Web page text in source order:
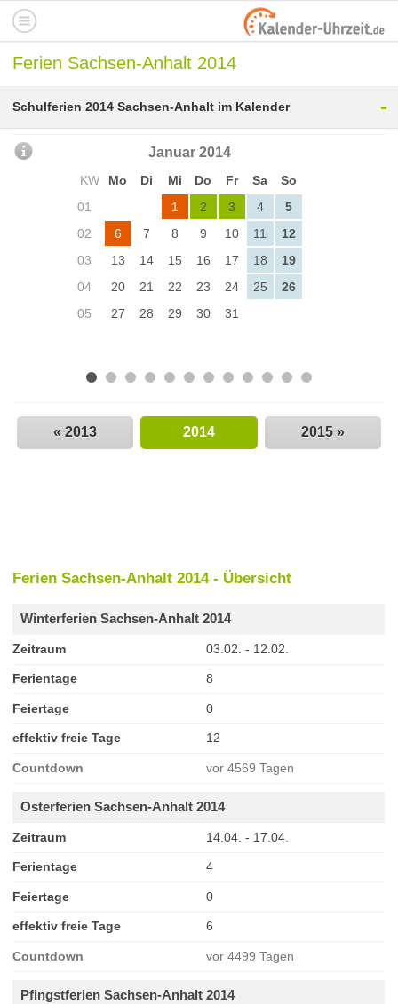
Ferien Sachsen-Anhalt 2014
Schulferien 2014 Sachsen-Anhalt im Kalender -
Januar 2014
KW Mo Di Mi Do Fr Sa
So
01
1 2 3 4
5
02
6 7 8 9 10 11
12
03
13 14 15 16 17 18
19
04
20 21 22 23 24 25
26
05
27 28 29 30 31
« 2013 2014 2015 »
Ferien Sachsen-Anhalt 2014 - Übersicht
Winterferien Sachsen-Anhalt 2014
Zeitraum 03.02. - 12.02.
Ferientage 8
Feiertage 0
effektiv freie Tage 12
Countdown vor 4569 Tagen
Osterferien Sachsen-Anhalt 2014
Zeitraum 14.04. - 17.04.
Ferientage 4
Feiertage 0
effektiv freie Tage 6
Countdown vor 4499 Tagen
Pfingstferien Sachsen-Anhalt 2014